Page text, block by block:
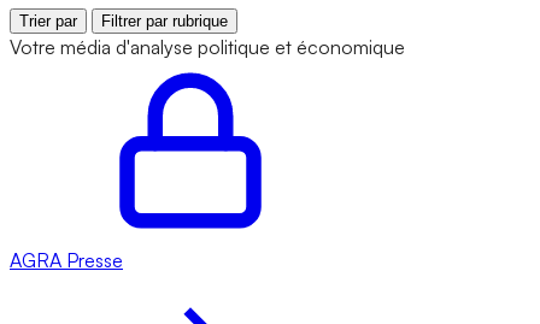
Trier par Filtrer par rubrique
Votre média d'analyse politique et économique
AGRA Presse